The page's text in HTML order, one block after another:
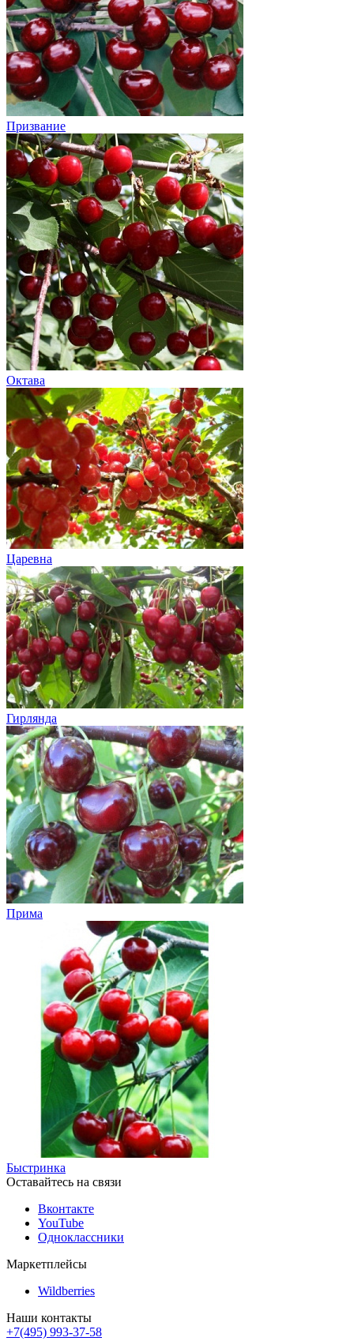
Призвание
Октава
Царевна
Гирлянда
Прима
Быстринка
Оставайтесь на связи
Вконтакте
YouTube
Одноклассники
Маркетплейсы
Wildberries
Наши контакты
+7(495) 993-37-58